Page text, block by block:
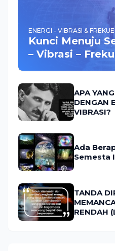
ENERGI - VIBRASI &
Kunci Menuju
– Vibrasi –
APA
DENGAN
VIBRASI?
Ada
Semesta
TANDA
RENDAH